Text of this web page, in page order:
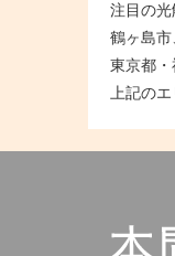
注目の光
鶴ヶ島
東京都
上記の